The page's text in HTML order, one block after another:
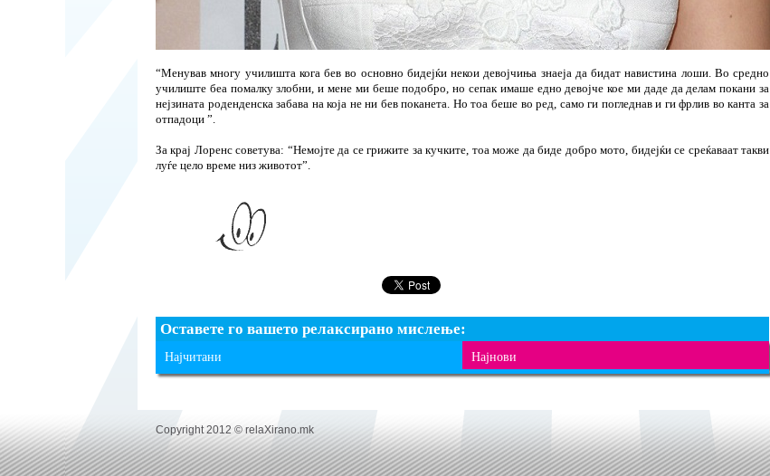
“Менував многу училишта кога бев во основно бидејќи некои девојчиња знаеја да бидат навистина лоши. Во средно
училиште беа помалку злобни, и мене ми беше подобро, но сепак имаше едно девојче кое ми даде да делам покани за
нејзината роденденска забава на која не ни бев поканета. Но тоа беше во ред, само ги погледнав и ги фрлив во канта за
отпадоци ”.
За крај Лоренс советува: “Немојте да се грижите за кучките, тоа може да биде добро мото, бидејќи се среќаваат такви
луѓе цело време низ животот”.
Оставете го вашето релаксирано мислење:
Најчитани Најнови
Copyright 2012 © relaXirano.mk